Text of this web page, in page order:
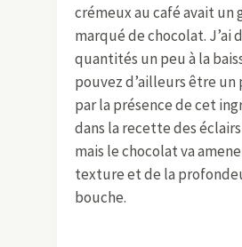
crémeux au café avait un
marqué de chocolat. J’ai
quantités un peu à la
pouvez d’ailleurs être un
par la présence de cet
dans la recette des
mais le chocolat va
texture et de la
bouche.